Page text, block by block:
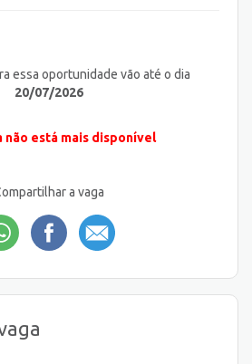
essa oportunidade vão até o dia
20/07/2026
não está mais disponível
a vaga